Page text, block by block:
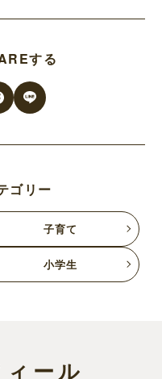
する
ゴリー
子育て
小学生
ール